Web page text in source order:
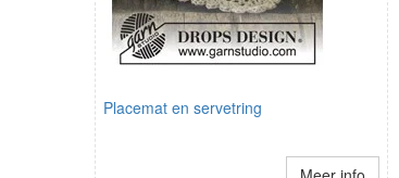
Placemat en servetring